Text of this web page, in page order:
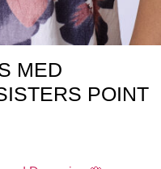
MED
POINT